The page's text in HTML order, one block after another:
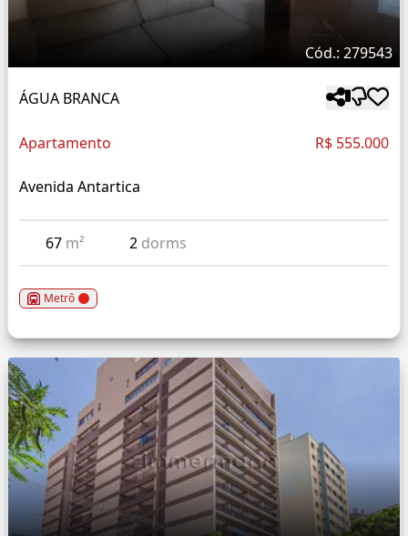
Cód.: 279543
ÁGUA BRANCA
Apartamento R$ 555.000
Avenida Antartica
67 m² 2 dorms
Metrô